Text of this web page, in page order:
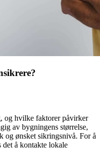
og hvilke faktorer påvirker
av bygningens størrelse,
og ønsket sikringsnivå. For å
å kontakte lokale